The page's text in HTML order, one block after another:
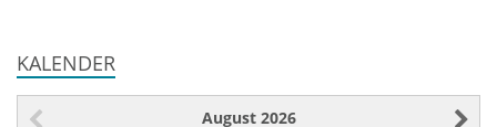
KALENDER
August 2026